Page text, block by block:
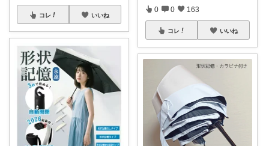
コレ いいね
0 0 163
コレ いいね